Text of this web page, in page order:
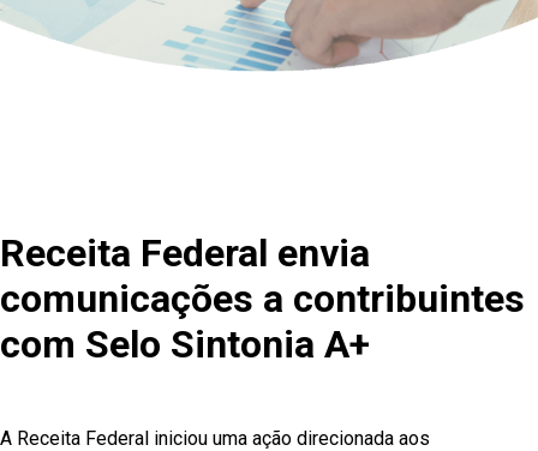
Receita Federal envia
comunicações a contribuintes
com Selo Sintonia A+
A Receita Federal iniciou uma ação direcionada aos